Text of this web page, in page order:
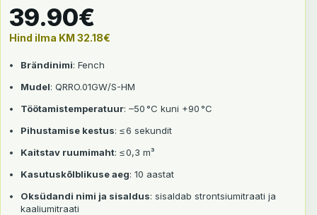
39.90€
Hind ilma KM 32.18€
Brändinimi: Fench
Mudel: QRRO.01GW/S-HM
Töötamistemperatuur: –50 °C kuni +90 °C
Pihustamise kestus: ≤ 6 sekundit
Kaitstav ruumimaht: ≤ 0,3 m³
Kasutuskõlblikuse aeg: 10 aastat
Oksüdandi nimi ja sisaldus: sisaldab strontsiumitraati ja
kaaliumitraati